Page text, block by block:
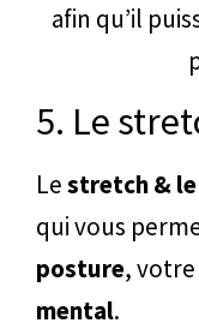
afin qu’il
5. Le
Lestretch &
qui vous
posture, votre
mental.